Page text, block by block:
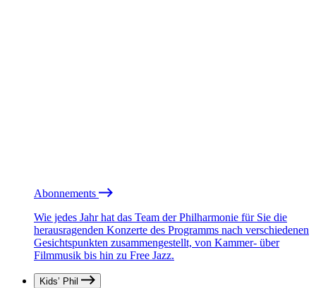
Abonnements
Wie jedes Jahr hat das Team der Philharmonie für Sie die
herausragenden Konzerte des Programms nach verschiedenen
Gesichtspunkten zusammengestellt, von Kammer- über
Filmmusik bis hin zu Free Jazz.
Kids’ Phil